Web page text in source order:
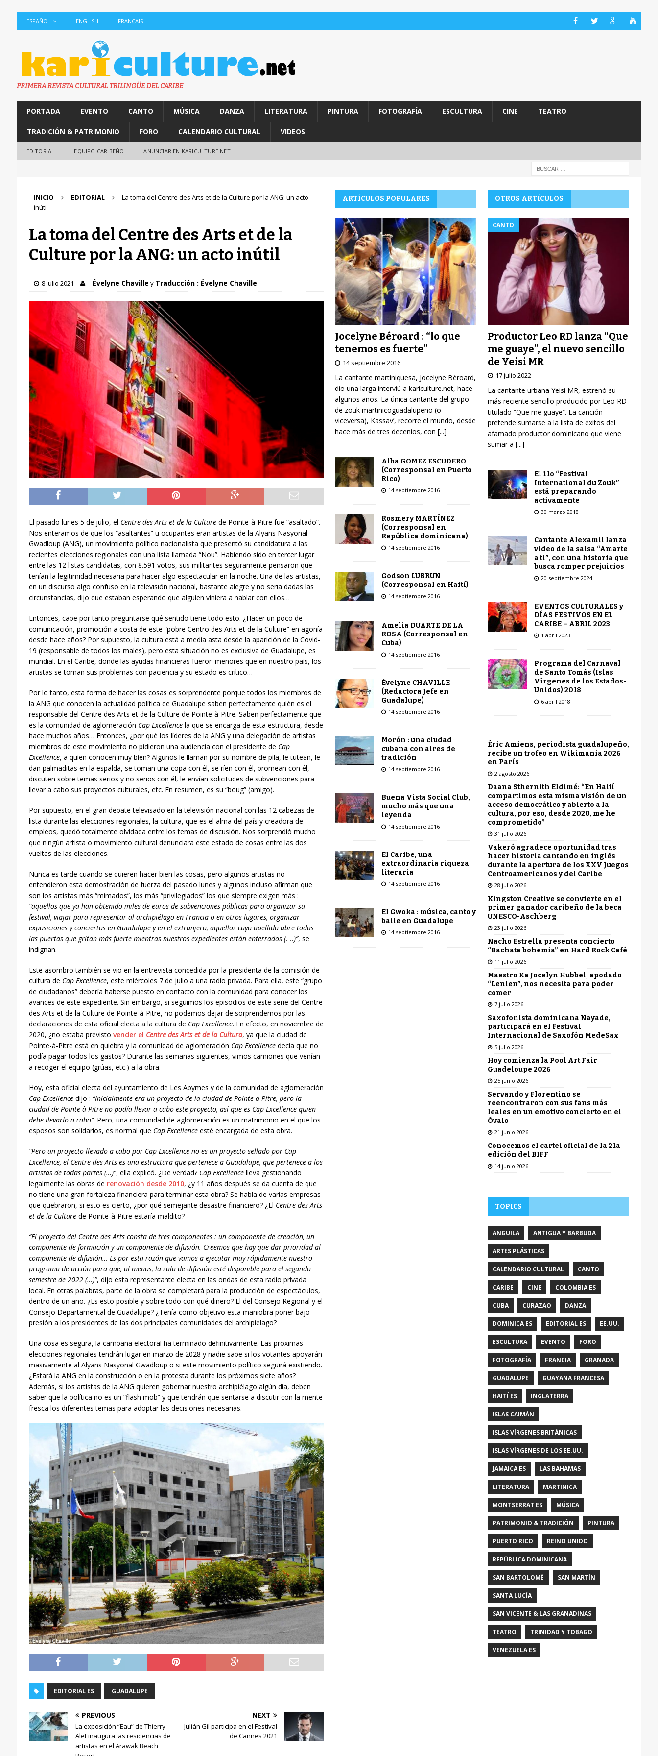
ESPAÑOL ENGLISH FRANÇAIS
PRIMERA REVISTA CULTURAL TRILINGÜE DEL CARIBE
PORTADA EVENTO CANTO MÚSICA DANZA LITERATURA PINTURA FOTOGRAFÍA ESCULTURA CINE TEATRO
TRADICIÓN & PATRIMONIO FORO CALENDARIO CULTURAL VIDEOS
EDITORIAL EQUIPO CARIBEÑO ANUNCIAR EN KARICULTURE.NET
INICIO EDITORIAL
La toma del Centre des Arts et de la Culture por la ANG: un acto
inútil
La toma del Centre des Arts et de la
Culture por la ANG: un acto inútil
8 julio 2021 Évelyne Chaville y Traducción : Évelyne Chaville
El pasado lunes 5 de julio, el Centre des Arts et de la Culturede Pointe-à-Pitre fue “asaltado”.
Nos enteramos de que los “asaltantes” u ocupantes eran artistas de la Alyans Nasyonal
Gwadloup (ANG), un movimiento político nacionalista que presentó su candidatura a las
recientes elecciones regionales con una lista llamada “Nou”. Habiendo sido en tercer lugar
entre las 12 listas candidatas, con 8.591 votos, sus militantes seguramente pensaron que
tenían la legitimidad necesaria para hacer algo espectacular en la noche. Una de las artistas,
en un discurso algo confuso en la televisión nacional, bastante alegre y no seria dadas las
circunstancias, dijo que estaban esperando que alguien viniera a hablar con ellos…
Entonces, cabe por tanto preguntarse qué sentido tiene todo esto. ¿Hacer un poco de
comunicación, promoción a costa de este “pobre Centro des Arts et de la Culture” en agonía
desde hace años? Por supuesto, la cultura está a media asta desde la aparición de la Covid-
19 (responsable de todos los males), pero esta situación no es exclusiva de Guadalupe, es
mundial. En el Caribe, donde las ayudas financieras fueron menores que en nuestro país, los
artistas se toman sus problemas con paciencia y su estado es crítico…
Por lo tanto, esta forma de hacer las cosas es sorprendente porque todos los miembros de
la ANG que conocen la actualidad política de Guadalupe saben perfectamente quién es el
responsable del Centre des Arts et de la Culture de Pointe-à-Pitre. Saben perfectamente que
es la comunidad de aglomeración Cap Excellencela que se encarga de esta estructura, desde
hace muchos años… Entonces, ¿por qué los líderes de la ANG y una delegación de artistas
miembros de este movimiento no pidieron una audiencia con el presidente de Cap
Excellence, a quien conocen muy bien? Algunos le llaman por su nombre de pila, le tutean, le
dan palmaditas en la espalda, se toman una copa con él, se ríen con él, bromean con él,
discuten sobre temas serios y no serios con él, le envían solicitudes de subvenciones para
llevar a cabo sus proyectos culturales, etc. En resumen, es su “boug” (amigo).
Por supuesto, en el gran debate televisado en la televisión nacional con las 12 cabezas de
lista durante las elecciones regionales, la cultura, que es el alma del país y creadora de
empleos, quedó totalmente olvidada entre los temas de discusión. Nos sorprendió mucho
que ningún artista o movimiento cultural denunciara este estado de cosas entre las dos
vueltas de las elecciones.
Nunca es tarde cuando se quieren hacer bien las cosas, pero algunos artistas no
entendieron esta demostración de fuerza del pasado lunes y algunos incluso afirman que
son los artistas más “mimados”, los más “privilegiados” los que siempre exigen más :
“aquellos que ya han obtenido miles de euros de subvenciones públicas para organizar su
festival, viajar para representar al archipiélago en Francia o en otros lugares, organizar
exposiciones y conciertos en Guadalupe y en el extranjero, aquellos cuyo apellido abre todas
las puertas que gritan más fuerte mientras nuestros expedientes están enterrados (. ..)”, se
indignan.
Este asombro también se vio en la entrevista concedida por la presidenta de la comisión de
cultura de Cap Excellence, este miércoles 7 de julio a una radio privada. Para ella, este “grupo
de ciudadanos” debería haberse puesto en contacto con la comunidad para conocer los
avances de este expediente. Sin embargo, si seguimos los episodios de este serie del Centre
des Arts et de la Culture de Pointe-à-Pitre, no podemos dejar de sorprendernos por las
declaraciones de esta oficial electa a la cultura de Cap Excellence. En efecto, en noviembre de
2020, ¿no estaba previsto vender el Centre des Arts et de la Cultura, ya que la ciudad de
Pointe-à-Pitre está en quiebra y la comunidad de aglomeración Cap Excellencedecía que no
podía pagar todos los gastos? Durante las semanas siguientes, vimos camiones que venían
a recoger el equipo (grúas, etc.) a la obra.
Hoy, esta oficial electa del ayuntamiento de Les Abymes y de la comunidad de aglomeración
Cap Excellencedijo : “Inicialmente era un proyecto de la ciudad de Pointe-à-Pitre, pero la
ciudad de Pointe-à-Pitre no podía llevar a cabo este proyecto, así que es Cap Excellence quien
debe llevarlo a cabo”. Pero, una comunidad de aglomeración es un matrimonio en el que los
esposos son solidarios, es normal que Cap Excellenceesté encargada de esta obra.
“Pero un proyecto llevado a cabo por Cap Excellence no es un proyecto sellado por Cap
Excellence, el Centre des Arts es una estructura que pertenece a Guadalupe, que pertenece a los
artistas de todas partes (…)”, ella explicó. ¿De verdad? Cap Excellencelleva gestionando
legalmente las obras de renovación desde 2010, ¿y 11 años después se da cuenta de que
no tiene una gran fortaleza financiera para terminar esta obra? Se habla de varias empresas
que quebraron, si esto es cierto, ¿por qué semejante desastre financiero? ¿El Centre des Arts
et de la Culturede Pointe-à-Pitre estaría maldito?
“El proyecto del Centre des Arts consta de tres componentes : un componente de creación, un
componente de formación y un componente de difusión. Creemos que hay que dar prioridad al
componente de difusión… Es por esta razón quevamos a ejecutar muy rápidamente nuestro
programa de acción para que, al menos, la sala de difusión esté disponible para el segundo
semestre de 2022 (…)”, dijo esta representante electa en las ondas de esta radio privada
local. En otras palabras, parte de la obra se completará para la producción de espectáculos,
dentro de un año. ¿Es esto posible y sobre todo con qué dinero? El del Consejo Regional y el
Consejo Departamental de Guadalupe? ¿Tenía como objetivo esta maniobra poner bajo
presión a los presidentes de las dos principales comunidades del archipiélago?
Una cosa es segura, la campaña electoral ha terminado definitivamente. Las próximas
elecciones regionales tendrán lugar en marzo de 2028 y nadie sabe si los votantes apoyarán
masivamente al Alyans Nasyonal Gwadloup o si este movimiento político seguirá existiendo.
¿Estará la ANG en la construcción o en la protesta durante los próximos siete años?
Además, si los artistas de la ANG quieren gobernar nuestro archipiélago algún día, deben
saber que la política no es un “flash mob” y que tendrán que sentarse a discutir con la mente
fresca los diferentes temas para adoptar las decisiones necesarias.
EDITORIAL ES GUADALUPE
PREVIOUS
La exposición “Eau” de Thierry
Alet inaugura las residencias de
artistas en el Arawak Beach
NEXT
Julián Gil participa en el Festival
de Cannes 2021
ARTÍCULOS POPULARES
Jocelyne Béroard : “lo que
tenemos es fuerte”
14 septiembre 2016
La cantante martiniquesa, Jocelyne Béroard,
dio una larga interviú a kariculture.net, hace
algunos años. La única cantante del grupo
de zouk martinicoguadalupeño (o
viceversa), Kassav’, recorre el mundo, desde
hace más de tres decenios, con [...]
Alba GOMEZ ESCUDERO
(Corresponsal en Puerto
Rico)
14 septiembre 2016
Rosmery MARTÍNEZ
(Corresponsal en
República dominicana)
14 septiembre 2016
Godson LUBRUN
(Corresponsal en Haití)
14 septiembre 2016
Amelia DUARTE DE LA
ROSA (Corresponsal en
Cuba)
14 septiembre 2016
Évelyne CHAVILLE
(Redactora Jefe en
Guadalupe)
14 septiembre 2016
Morón : una ciudad
cubana con aires de
tradición
14 septiembre 2016
Buena Vista Social Club,
mucho más que una
leyenda
14 septiembre 2016
El Caribe, una
extraordinaria riqueza
literaria
14 septiembre 2016
El Gwoka : música, canto y
baile en Guadalupe
14 septiembre 2016
OTROS ARTÍCULOS
CANTO
Productor Leo RD lanza “Que
me guaye”, el nuevo sencillo
de Yeisi MR
17 julio 2022
La cantante urbana Yeisi MR, estrenó su
más reciente sencillo producido por Leo RD
titulado “Que me guaye”. La canción
pretende sumarse a la lista de éxitos del
afamado productor dominicano que viene
sumar a [...]
El 11o “Festival
International du Zouk”
está preparando
activamente
30 marzo 2018
Cantante Alexamil lanza
video de la salsa “Amarte
a ti”, con una historia que
busca romper prejuicios
20 septiembre 2024
EVENTOS CULTURALES y
DÍAS FESTIVOS EN EL
CARIBE – ABRIL 2023
1 abril 2023
Programa del Carnaval
de Santo Tomás (Islas
Vírgenes de los Estados-
Unidos) 2018
6 abril 2018
Éric Amiens, periodista guadalupeño,
recibe un trofeo en Wikimania 2026
en París
2 agosto 2026
Daana Sthernith Eldimé: “En Haití
compartimos esta misma visión de un
acceso democrático y abierto a la
cultura, por eso, desde 2020, me he
comprometido”
31 julio 2026
Vakeró agradece oportunidad tras
hacer historia cantando en inglés
durante la apertura de los XXV Juegos
Centroamericanos y del Caribe
28 julio 2026
Kingston Creative se convierte en el
primer ganador caribeño de la beca
UNESCO-Aschberg
23 julio 2026
Nacho Estrella presenta concierto
“Bachata bohemia” en Hard Rock Café
11 julio 2026
Maestro Ka Jocelyn Hubbel, apodado
“Lenlen”, nos necesita para poder
comer
7 julio 2026
Saxofonista dominicana Nayade,
participará en el Festival
Internacional de Saxofón MedeSax
5 julio 2026
Hoy comienza la Pool Art Fair
Guadeloupe 2026
25 junio 2026
Servando y Florentino se
reencontraron con sus fans más
leales en un emotivo concierto en el
Óvalo
21 junio 2026
Conocemos el cartel oficial de la 21a
edición del BIFF
14 junio 2026
TOPICS
ANGUILA ANTIGUA Y BARBUDA
ARTES PLÁSTICAS
CALENDARIO CULTURAL CANTO
CARIBE CINE COLOMBIA ES
CUBA CURAZAO DANZA
DOMINICA ES EDITORIAL ES EE.UU.
ESCULTURA EVENTO FORO
FOTOGRAFÍA FRANCIA GRANADA
GUADALUPE GUAYANA FRANCESA
HAITÍ ES INGLATERRA
ISLAS CAIMÁN
ISLAS VÍRGENES BRITÁNICAS
ISLAS VÍRGENES DE LOS EE.UU.
JAMAICA ES LAS BAHAMAS
LITERATURA MARTINICA
MONTSERRAT ES MÚSICA
PATRIMONIO & TRADICIÓN PINTURA
PUERTO RICO REINO UNIDO
REPÚBLICA DOMINICANA
SAN BARTOLOMÉ SAN MARTÍN
SANTA LUCÍA
SAN VICENTE & LAS GRANADINAS
TEATRO TRINIDAD Y TOBAGO
VENEZUELA ES